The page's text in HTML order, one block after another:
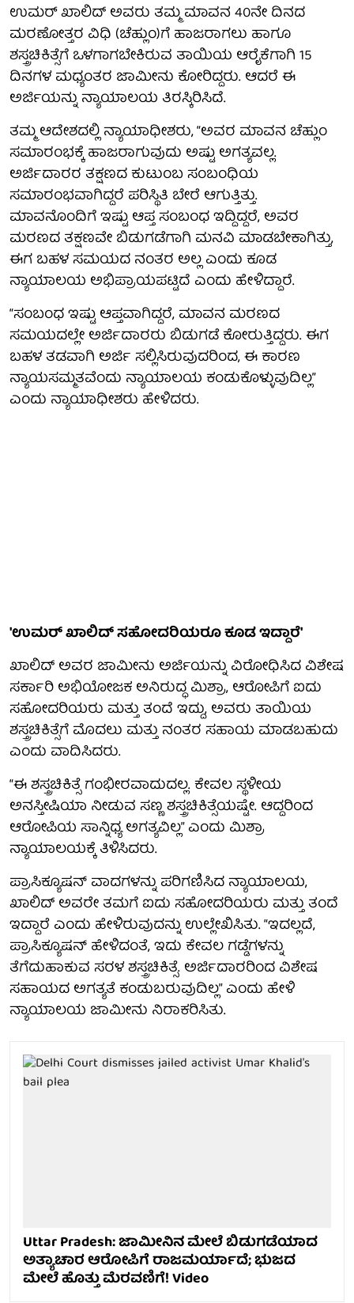
ಉಮರ್ ಖಾಲಿದ್ ಅವರು ತಮ್ಮ ಮಾವನ 40ನೇ ದಿನದ
ಮರಣೋತ್ತರ ವಿಧಿ (ಚೆಹ್ಲುಂ)ಗೆ ಹಾಜರಾಗಲು ಹಾಗೂ
ಶಸ್ತ್ರಚಿಕಿತ್ಸೆಗೆ ಒಳಗಾಗಬೇಕಿರುವ ತಾಯಿಯ ಆರೈಕೆಗಾಗಿ 15
ದಿನಗಳ ಮಧ್ಯಂತರ ಜಾಮೀನು ಕೋರಿದ್ದರು. ಆದರೆ ಈ
ಅರ್ಜಿಯನ್ನು ನ್ಯಾಯಾಲಯ ತಿರಸ್ಕಿರಿಸಿದೆ.
ತಮ್ಮ ಆದೇಶದಲ್ಲಿ ನ್ಯಾಯಾಧೀಶರು, “ಅವರ ಮಾವನ ಚೆಹ್ಲುಂ
ಸಮಾರಂಭಕ್ಕೆ ಹಾಜರಾಗುವುದು ಅಷ್ಟು ಅಗತ್ಯವಲ್ಲ.
ಅರ್ಜಿದಾರರ ತಕ್ಷಣದ ಕುಟುಂಬ ಸಂಬಂಧಿಯ
ಸಮಾರಂಭವಾಗಿದ್ದರೆ ಪರಿಸ್ಥಿತಿ ಬೇರೆ ಆಗುತ್ತಿತ್ತು.
ಮಾವನೊಂದಿಗೆ ಇಷ್ಟು ಆಪ್ತ ಸಂಬಂಧ ಇದ್ದಿದ್ದರೆ, ಅವರ
ಮರಣದ ತಕ್ಷಣವೇ ಬಿಡುಗಡೆಗಾಗಿ ಮನವಿ ಮಾಡಬೇಕಾಗಿತ್ತು,
ಈಗ ಬಹಳ ಸಮಯದ ನಂತರ ಅಲ್ಲ ಎಂದು ಕೂಡ
ನ್ಯಾಯಾಲಯ ಅಭಿಪ್ರಾಯಪಟ್ಟಿದೆ ಎಂದು ಹೇಳಿದ್ದಾರೆ.
“ಸಂಬಂಧ ಇಷ್ಟು ಆಪ್ತವಾಗಿದ್ದರೆ, ಮಾವನ ಮರಣದ
ಸಮಯದಲ್ಲೇ ಅರ್ಜಿದಾರರು ಬಿಡುಗಡೆ ಕೋರುತ್ತಿದ್ದರು. ಈಗ
ಬಹಳ ತಡವಾಗಿ ಅರ್ಜಿ ಸಲ್ಲಿಸಿರುವುದರಿಂದ, ಈ ಕಾರಣ
ನ್ಯಾಯಸಮ್ಮತವೆಂದು ನ್ಯಾಯಾಲಯ ಕಂಡುಕೊಳ್ಳುವುದಿಲ್ಲ”
ಎಂದು ನ್ಯಾಯಾಧೀಶರು ಹೇಳಿದರು.
'ಉಮರ್ ಖಾಲಿದ್ ಸಹೋದರಿಯರೂ ಕೂಡ ಇದ್ದಾರೆ'
ಖಾಲಿದ್ ಅವರ ಜಾಮೀನು ಅರ್ಜಿಯನ್ನು ವಿರೋಧಿಸಿದ ವಿಶೇಷ
ಸರ್ಕಾರಿ ಅಭಿಯೋಜಕ ಅನಿರುದ್ಧ ಮಿಶ್ರಾ, ಆರೋಪಿಗೆ ಐದು
ಸಹೋದರಿಯರು ಮತ್ತು ತಂದೆ ಇದ್ದು, ಅವರು ತಾಯಿಯ
ಶಸ್ತ್ರಚಿಕಿತ್ಸೆಗೆ ಮೊದಲು ಮತ್ತು ನಂತರ ಸಹಾಯ ಮಾಡಬಹುದು
ಎಂದು ವಾದಿಸಿದರು.
“ಈ ಶಸ್ತ್ರಚಿಕಿತ್ಸೆ ಗಂಭೀರವಾದುದಲ್ಲ. ಕೇವಲ ಸ್ಥಳೀಯ
ಅನಸ್ತೀಷಿಯಾ ನೀಡುವ ಸಣ್ಣ ಶಸ್ತ್ರಚಿಕಿತ್ಸೆಯಷ್ಟೇ. ಆದ್ದರಿಂದ
ಆರೋಪಿಯ ಸಾನ್ನಿಧ್ಯ ಅಗತ್ಯವಿಲ್ಲ” ಎಂದು ಮಿಶ್ರಾ
ನ್ಯಾಯಾಲಯಕ್ಕೆ ತಿಳಿಸಿದರು.
ಪ್ರಾಸಿಕ್ಯೂಷನ್ ವಾದಗಳನ್ನು ಪರಿಗಣಿಸಿದ ನ್ಯಾಯಾಲಯ,
ಖಾಲಿದ್ ಅವರೇ ತಮಗೆ ಐದು ಸಹೋದರಿಯರು ಮತ್ತು ತಂದೆ
ಇದ್ದಾರೆ ಎಂದು ಹೇಳಿರುವುದನ್ನು ಉಲ್ಲೇಖಿಸಿತು. “ಇದಲ್ಲದೆ,
ಪ್ರಾಸಿಕ್ಯೂಷನ್ ಹೇಳಿದಂತೆ, ಇದು ಕೇವಲ ಗಡ್ಡೆಗಳನ್ನು
ತೆಗೆದುಹಾಕುವ ಸರಳ ಶಸ್ತ್ರಚಿಕಿತ್ಸೆ. ಅರ್ಜಿದಾರರಿಂದ ವಿಶೇಷ
ಸಹಾಯದ ಅಗತ್ಯತೆ ಕಂಡುಬರುವುದಿಲ್ಲ” ಎಂದು ಹೇಳಿ
ನ್ಯಾಯಾಲಯ ಜಾಮೀನು ನಿರಾಕರಿಸಿತು.
Uttar Pradesh: ಜಾಮೀನಿನ ಮೇಲೆ ಬಿಡುಗಡೆಯಾದ
ಅತ್ಯಾಚಾರ ಆರೋಪಿಗೆ ರಾಜಮರ್ಯಾದೆ; ಭುಜದ
ಮೇಲೆ ಹೊತ್ತು ಮೆರವಣಿಗೆ! Video